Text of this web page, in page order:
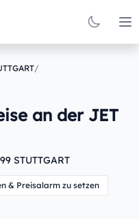
/
an der JET
STUTTGART
& Preisalarm zu setzen